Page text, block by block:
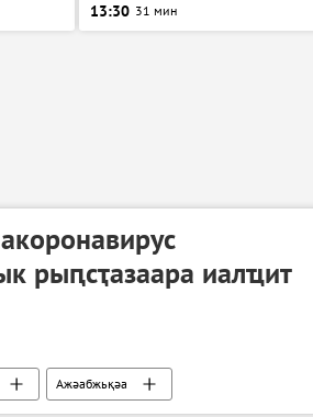
13:30 31 мин
рыԥсҭазаара иалҵит
Ажәабжьқәа